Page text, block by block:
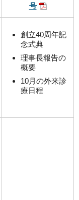
号
創立40周年記
念式典
理事長報告の
概要
10月の外来診
療日程